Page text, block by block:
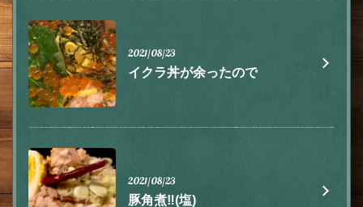
2021/08/23
イクラ丼が余ったので
2021/08/23
豚角煮‼️(塩)
この店舗情報をシェアする
ニング555（ファイブ）川越
埼玉県川越市脇田本町9-5第8アーバンライフビルヂング2F
https://555.owst.jp/blogs